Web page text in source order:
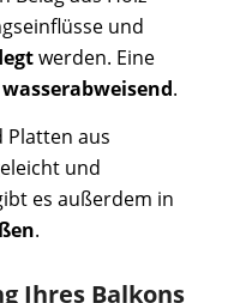
und
werden. Eine
wasserabweisend.
aus
und
es außerdem in
.
Ihres Balkons